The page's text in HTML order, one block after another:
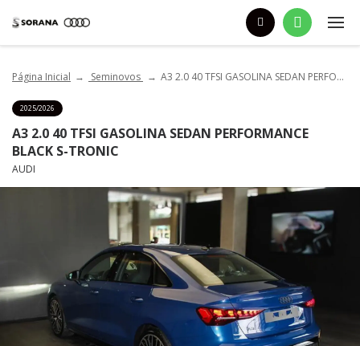
Página Inicial Seminovos A3 2.0 40 TFSI GASOLINA SEDAN PERFORMANCE BLACK S-TRONIC
2025/2026
A3 2.0 40 TFSI GASOLINA SEDAN PERFORMANCE
BLACK S-TRONIC
AUDI